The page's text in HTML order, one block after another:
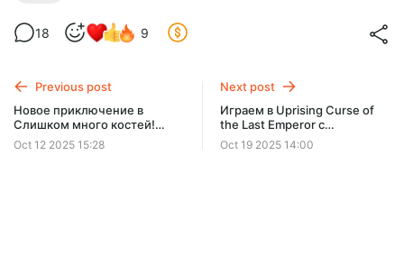
Непреднамеренное зло". Рекомендации, правила, обзор,
прохождение, побочный квест...SUBSCRIBE
18 9
Previous post
Новое приключение в
Слишком много костей!
Играем в Опасный сплав,
новый гирлок Лабораторные
Oct 12 2025 15:28
Next post
Играем в Uprising Curse of
the Last Emperor с
дополнениями, летсплей
Oct 19 2025 14:00